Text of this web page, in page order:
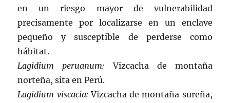
en un riesgo mayor de vulnerabilidad
precisamente por localizarse en un enclave
pequeño y susceptible de perderse como
hábitat.
Lagidium peruanum: Vizcacha de montaña
norteña, sita en Perú.
Lagidium viscacia: Vizcacha de montaña sureña,